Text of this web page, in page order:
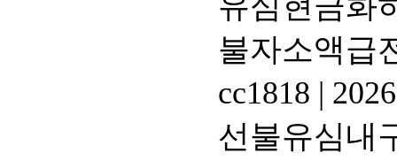
불자소액급
cc1818 |
선불유심내